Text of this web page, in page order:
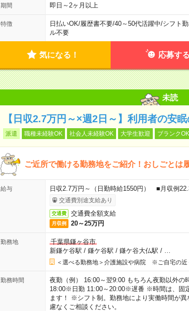
期間 即日～2ヶ月以上
特徴 日払いOK/履歴書不要/40～50代活躍中/シフト
ル不要
気になる！ 応募する
未読
【日収2.7万円～×週2日～】利用者の安
派遣 職種未経験OK 社会人未経験OK 大学生歓迎 ブランクOK
ご近所で働ける勤務地をご紹介！おしごとは
給与 日収2.7万円～（日勤時給1550円） ■月収例
交通費別途支給あり
交通費 交通費全額支給
月収例 20～25万円
勤務地
千葉県鎌ヶ谷市
新鎌ケ谷駅 / 鎌ケ谷駅 / 鎌ケ谷大仏駅 /
＜選べる勤務地＞介護施設や病院 ※ご自宅の近
勤務時間
夜勤（例） 16:00～翌9:00 もちろん夜勤以外
18:00※日勤 11:00～20:00※遅番 ※時間は、固
ます！ ※シフト制。勤務地により実働時間が
慮なくご相談ください。